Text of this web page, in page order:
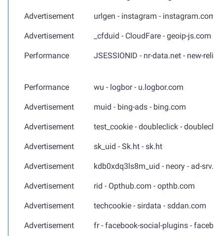
Advertisement urlgen - instagram - instagram.com
Advertisement _cfduid - CloudFare - geoip-js.com
Performance JSESSIONID - nr-data.net - new-relic
Performance wu - logbor - u.logbor.com
Advertisement muid - bing-ads - bing.com
Advertisement test_cookie - doubleclick -
Advertisement sk_uid - Sk.ht - sk.ht
Advertisement kdb0xdq3ls8m_uid - neory - ad-
Advertisement rid - Opthub.com - opthb.com
Advertisement techcookie - sirdata - sddan.com
Advertisement fr - facebook-social-plugins -